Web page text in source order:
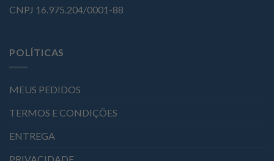
CNPJ 16.975.204/0001-88
POLÍTICAS
MEUS PEDIDOS
TERMOS E CONDIÇÕES
ENTREGA